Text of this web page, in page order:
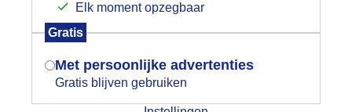
Elk moment opzegbaar
Gratis
Met persoonlijke advertenties
Gratis blijven gebruiken
Indien je hier nog geen akkoord op hebt
gegeven, verschijnt er zo een pop-up uit
je browser waarin deze toestemming
gevraagd wordt.